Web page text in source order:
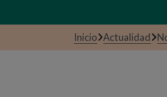
Inicio Actualidad